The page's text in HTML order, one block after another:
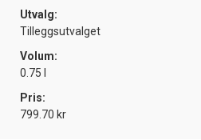
Utvalg:
Tilleggsutvalget
Volum:
0.75 l
Pris:
799.70 kr